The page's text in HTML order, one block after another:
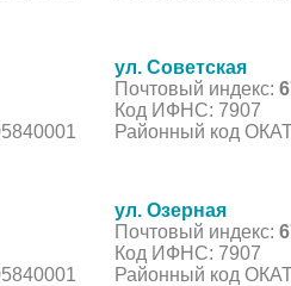
ул. Советская
Почтовый индекс:
Код ИФНС: 7907
Районный код
ул. Озерная
Почтовый индекс:
Код ИФНС: 7907
Районный код